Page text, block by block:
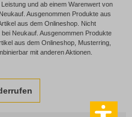
und ab einem Warenwert von
Ausgenommen Produkte aus
aus dem Onlineshop. Nicht
Neukauf. Ausgenommen Produkte
aus dem Onlineshop, Musterring,
mit anderen Aktionen.